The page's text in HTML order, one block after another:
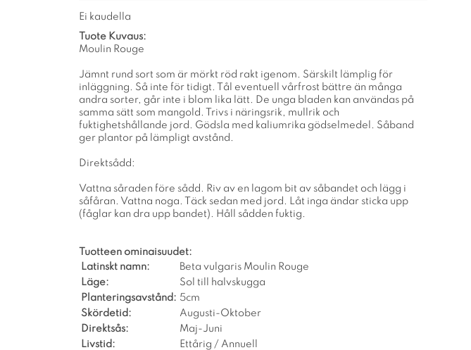
Ei kaudella
Tuote Kuvaus:
Moulin Rouge
Jämnt rund sort som är mörkt röd rakt igenom. Särskilt lämplig för
inläggning. Så inte för tidigt. Tål eventuell vårfrost bättre än många
andra sorter, går inte i blom lika lätt. De unga bladen kan användas på
samma sätt som mangold. Trivs i näringsrik, mullrik och
fuktighetshållande jord. Gödsla med kaliumrika gödselmedel. Såband
ger plantor på lämpligt avstånd.
Direktsådd:
Vattna såraden före sådd. Riv av en lagom bit av såbandet och lägg i
såfåran. Vattna noga. Täck sedan med jord. Låt inga ändar sticka upp
(fåglar kan dra upp bandet). Håll sådden fuktig.
Tuotteen ominaisuudet:
Latinskt namn:
Beta vulgaris Moulin Rouge
Läge:
Sol till halvskugga
Planteringsavstånd: 5cm
Skördetid:
Augusti-Oktober
Direktsås:
Maj-Juni
Livstid:
Ettårig / Annuell